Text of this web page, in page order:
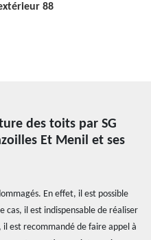
88
des toits par SG
Et Menil et ses
En effet, il est possible
cas, il est indispensable de réaliser
est recommandé de faire appel à